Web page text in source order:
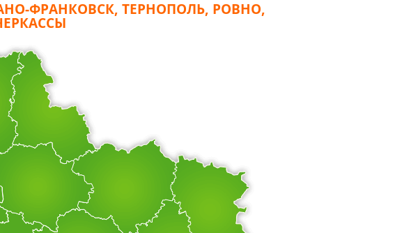
ФРАНКОВСК, ТЕРНОПОЛЬ, РОВНО,